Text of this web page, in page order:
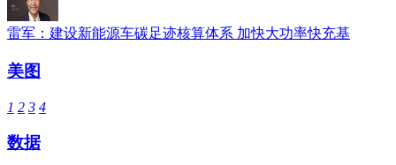
雷军：建设新能源车碳足迹核算体系 加快大功率快充基
美图
1 2 3 4
数据